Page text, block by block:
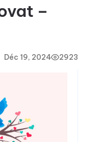
–
Déc 19, 2024 2923